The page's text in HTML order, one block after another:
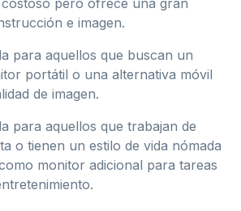
e imagen.
para aquellos que buscan un
portátil o una alternativa móvil
de imagen.
para aquellos que trabajan de
o tienen un estilo de vida nómada
monitor adicional para tareas